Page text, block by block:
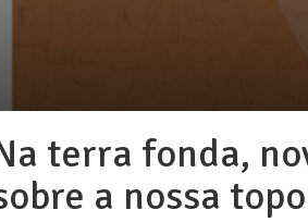
terra fonda,
a nossa